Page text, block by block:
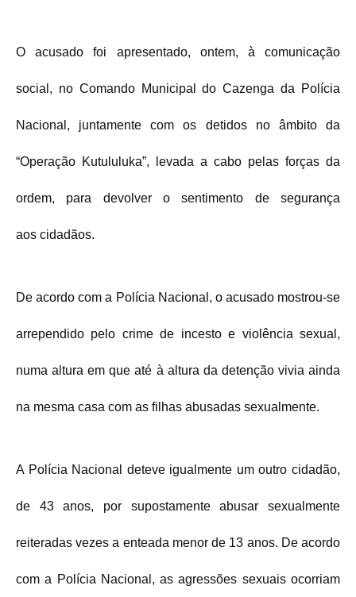
O acusado foi apresentado, ontem, à comunicação
social, no Comando Municipal do Cazenga da Polícia
Nacional, juntamente com os detidos no âmbito da
“Operação Kutululuka”, levada a cabo pelas forças da
ordem, para devolver o sentimento de segurança
aos cidadãos.
De acordo com a Polícia Nacional, o acusado mostrou-se
arrependido pelo crime de incesto e violência sexual,
numa altura em que até à altura da detenção vivia ainda
na mesma casa com as filhas abusadas sexualmente.
A Polícia Nacional deteve igualmente um outro cidadão,
de 43 anos, por supostamente abusar sexualmente
reiteradas vezes a enteada menor de 13 anos. De acordo
com a Polícia Nacional, as agressões sexuais ocorriam